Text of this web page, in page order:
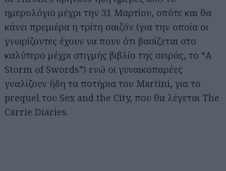
ημερολόγιο μέχρι την 31 Μαρτίου, οπότε και θα
κάνει πρεμιέρα η τρίτη σαιζόν (για την οποία οι
γνωρίζοντες έχουν να πουν ότι βασίζεται στο
καλύτερο μέχρι στιγμής βιβλίο της σειράς, το “A
Storm of Swords”) ενώ οι γυναικοπαρέες
γυαλίζουν ήδη τα ποτήρια του Martini, για το
prequel του Sex and the City, που θα λέγεται The
Carrie Diaries.